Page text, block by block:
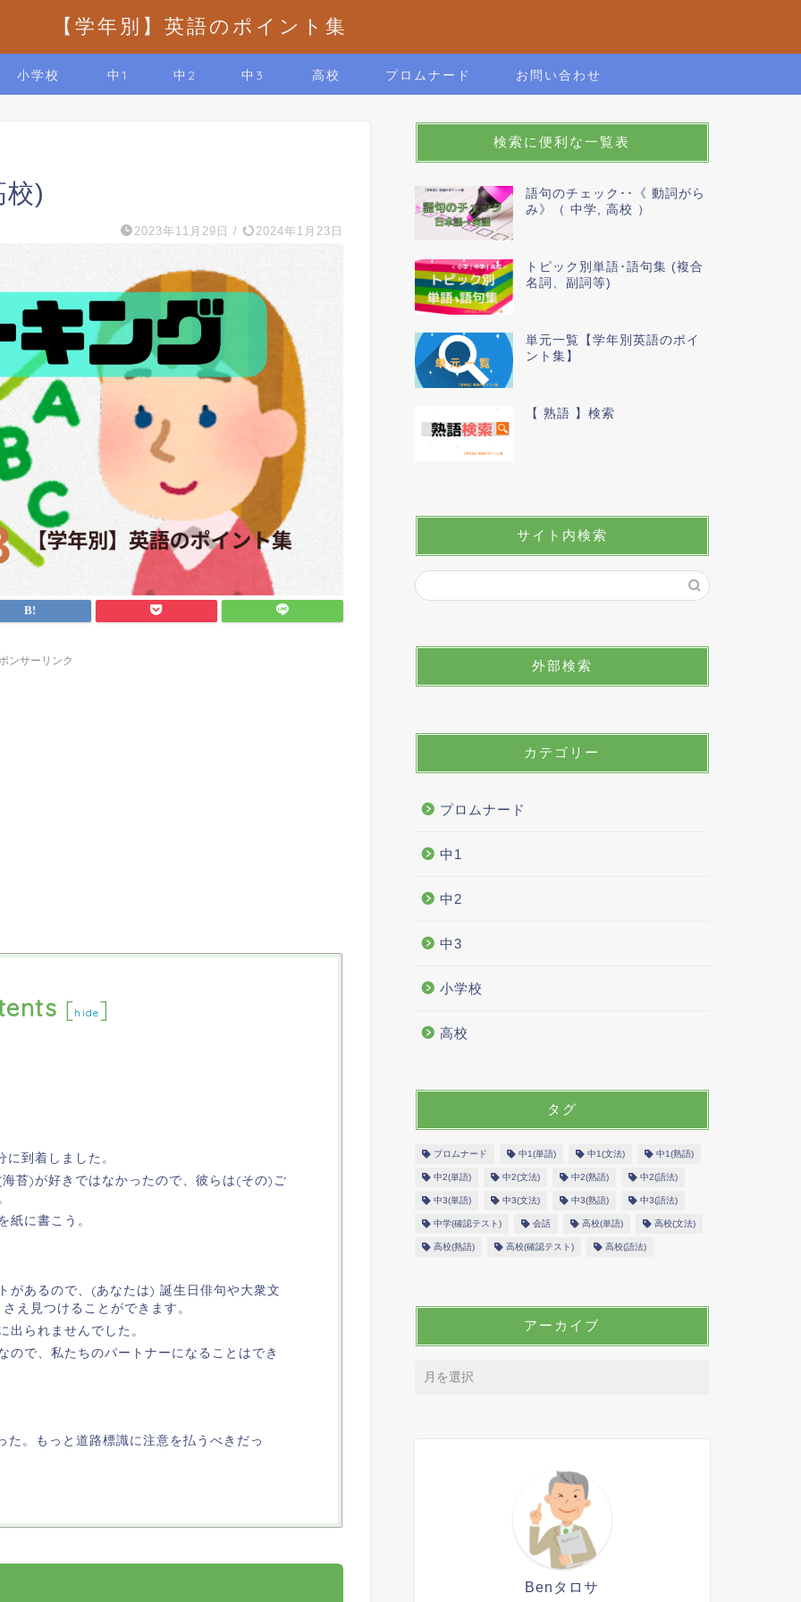
【学年別】英語のポイント集
小学校 中1 中2 中3 高校 プロムナード お問い合わせ
校)
2023年11月29日 / 2024年1月23日
ンサーリンク
[hide]
到着しました。
苔)が好きではなかったので、彼らは(その)ご
紙に書こう。
があるので、(あなたは) 誕生日俳句や大衆文
え見つけることができます。
出られませんでした。
ので、私たちのパートナーになることはでき
た。もっと道路標識に注意を払うべきだっ
検索に便利な一覧表
語句のチェック･･《 動詞がら
み》（ 中学, 高校 ）
トピック別単語･語句集 (複合
名詞、副詞等)
単元一覧【学年別英語のポイ
ント集】
【 熟語 】検索
サイト内検索
外部検索
カテゴリー
プロムナード
中1
中2
中3
小学校
高校
タグ
プロムナード 中1(単語) 中1(文法) 中1(熟語)
中2(単語) 中2(文法) 中2(熟語) 中2(語法)
中3(単語) 中3(文法) 中3(熟語) 中3(語法)
中学(確認テスト) 会話 高校(単語) 高校(文法)
高校(熟語) 高校(確認テスト) 高校(語法)
アーカイブ
Benタロサ